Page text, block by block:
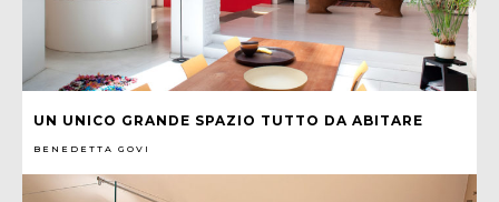
UN UNICO GRANDE SPAZIO TUTTO DA ABITARE
BENEDETTA GOVI